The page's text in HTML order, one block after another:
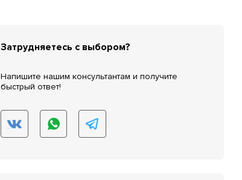
Затрудняетесь с выбором?
Напишите нашим консультантам и получите
быстрый ответ!